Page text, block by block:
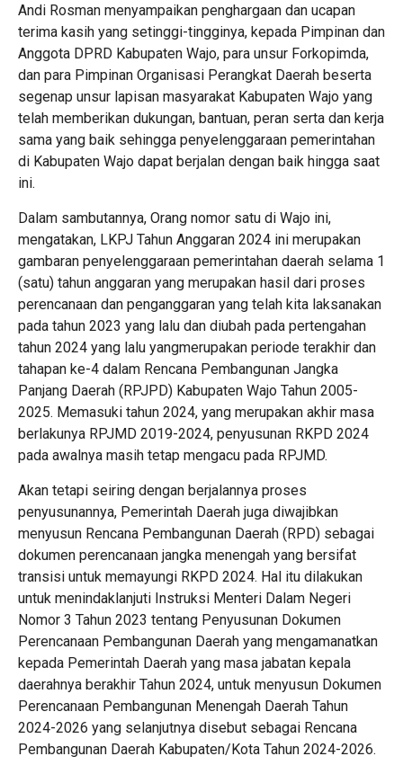
Andi Rosman menyampaikan penghargaan dan ucapan
terima kasih yang setinggi-tingginya, kepada Pimpinan dan
Anggota DPRD Kabupaten Wajo, para unsur Forkopimda,
dan para Pimpinan Organisasi Perangkat Daerah beserta
segenap unsur lapisan masyarakat Kabupaten Wajo yang
telah memberikan dukungan, bantuan, peran serta dan kerja
sama yang baik sehingga penyelenggaraan pemerintahan
di Kabupaten Wajo dapat berjalan dengan baik hingga saat
ini.
Dalam sambutannya, Orang nomor satu di Wajo ini,
mengatakan, LKPJ Tahun Anggaran 2024 ini merupakan
gambaran penyelenggaraan pemerintahan daerah selama 1
(satu) tahun anggaran yang merupakan hasil dari proses
perencanaan dan penganggaran yang telah kita laksanakan
pada tahun 2023 yang lalu dan diubah pada pertengahan
tahun 2024 yang lalu yangmerupakan periode terakhir dan
tahapan ke-4 dalam Rencana Pembangunan Jangka
Panjang Daerah (RPJPD) Kabupaten Wajo Tahun 2005-
2025. Memasuki tahun 2024, yang merupakan akhir masa
berlakunya RPJMD 2019-2024, penyusunan RKPD 2024
pada awalnya masih tetap mengacu pada RPJMD.
Akan tetapi seiring dengan berjalannya proses
penyusunannya, Pemerintah Daerah juga diwajibkan
menyusun Rencana Pembangunan Daerah (RPD) sebagai
dokumen perencanaan jangka menengah yang bersifat
transisi untuk memayungi RKPD 2024. Hal itu dilakukan
untuk menindaklanjuti Instruksi Menteri Dalam Negeri
Nomor 3 Tahun 2023 tentang Penyusunan Dokumen
Perencanaan Pembangunan Daerah yang mengamanatkan
kepada Pemerintah Daerah yang masa jabatan kepala
daerahnya berakhir Tahun 2024, untuk menyusun Dokumen
Perencanaan Pembangunan Menengah Daerah Tahun
2024-2026 yang selanjutnya disebut sebagai Rencana
Pembangunan Daerah Kabupaten/Kota Tahun 2024-2026.